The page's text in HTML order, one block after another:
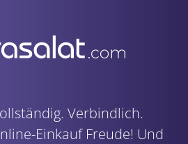
Verbindlich.
Einkauf Freude! Und